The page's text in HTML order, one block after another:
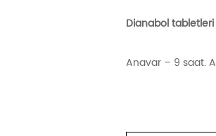
Dianabol
Anavar – 9 saat.